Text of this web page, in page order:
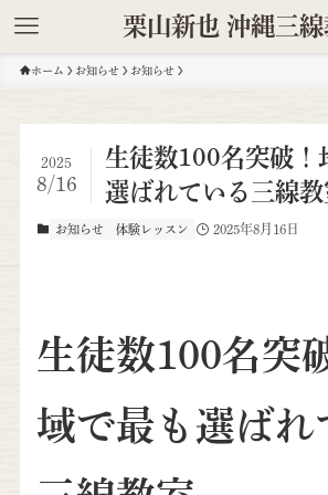
栗山新也 沖縄三
ホーム お知らせ お知らせ
生徒数100名突破！
選ばれている三線教
2025
8/16
お知らせ 体験レッスン 2025年8月16日
生徒数100名突
域で最も選ばれ